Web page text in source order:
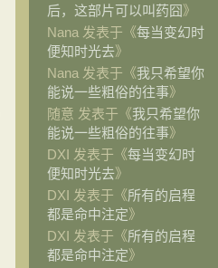
后，这部片可以叫药囧》
Nana 发表于《每当变幻时
便知时光去》
Nana 发表于《我只希望你
能说一些粗俗的往事》
随意 发表于《我只希望你
能说一些粗俗的往事》
DXI 发表于《每当变幻时
便知时光去》
DXI 发表于《所有的启程
都是命中注定》
DXI 发表于《所有的启程
都是命中注定》